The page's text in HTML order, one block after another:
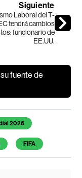
Siguiente
Laboral del T-
tendrá cambios
funcionario de
EE.UU.
fuente de
2026
FIFA